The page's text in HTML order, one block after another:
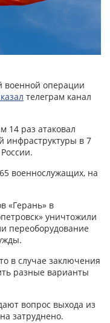
военной операции
телеграм канал
14 раз атаковал
инфраструктуры в 7
военнослужащих, на
«Герань» в
уничтожили
переоборудование
в случае заключения
разные варианты
вопрос выхода из
затруднено.